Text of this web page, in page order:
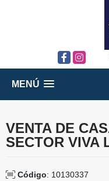
FacebookInstagram
MENÚ
VENTA DE
SECTOR VIVA
Código: 10130337